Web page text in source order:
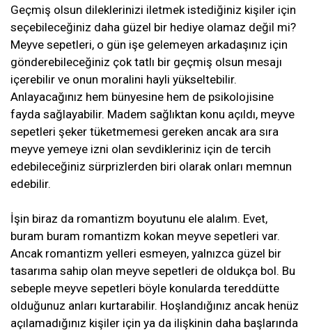
Geçmiş olsun dileklerinizi iletmek istediğiniz kişiler için
seçebileceğiniz daha güzel bir hediye olamaz değil mi?
Meyve sepetleri, o gün işe gelemeyen arkadaşınız için
gönderebileceğiniz çok tatlı bir geçmiş olsun mesajı
içerebilir ve onun moralini hayli yükseltebilir.
Anlayacağınız hem bünyesine hem de psikolojisine
fayda sağlayabilir. Madem sağlıktan konu açıldı, meyve
sepetleri şeker tüketmemesi gereken ancak ara sıra
meyve yemeye izni olan sevdikleriniz için de tercih
edebileceğiniz sürprizlerden biri olarak onları memnun
edebilir.
İşin biraz da romantizm boyutunu ele alalım. Evet,
buram buram romantizm kokan meyve sepetleri var.
Ancak romantizm yelleri esmeyen, yalnızca güzel bir
tasarıma sahip olan meyve sepetleri de oldukça bol. Bu
sebeple meyve sepetleri böyle konularda tereddütte
olduğunuz anları kurtarabilir. Hoşlandığınız ancak henüz
açılamadığınız kişiler için ya da ilişkinin daha başlarında